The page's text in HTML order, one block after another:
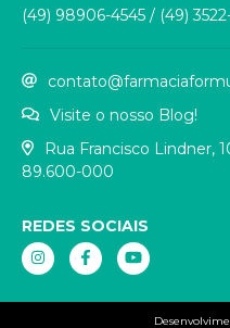
(49) 98906-4545 / (49)
Visite o nosso Blog!
Rua Francisco Lindner,
89.600-000
REDES SOCIAIS